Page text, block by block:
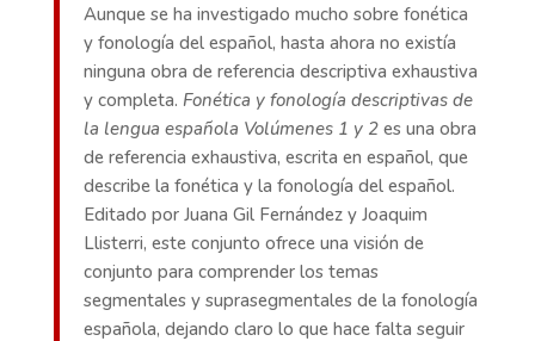
Aunque se ha investigado mucho sobre fonética
y fonología del español, hasta ahora no existía
ninguna obra de referencia descriptiva exhaustiva
y completa. Fonética y fonología descriptivas de
la lengua española Volúmenes 1 y 2es una obra
de referencia exhaustiva, escrita en español, que
describe la fonética y la fonología del español.
Editado por Juana Gil Fernández y Joaquim
Llisterri, este conjunto ofrece una visión de
conjunto para comprender los temas
segmentales y suprasegmentales de la fonología
española, dejando claro lo que hace falta seguir